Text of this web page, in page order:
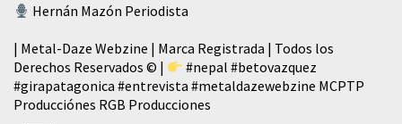
Hernán Mazón Periodista
| Metal-Daze Webzine | Marca Registrada | Todos los
Derechos Reservados © |
#nepal #betovazquez
#girapatagonica #entrevista #metaldazewebzine MCPTP
Producciónes RGB Producciones